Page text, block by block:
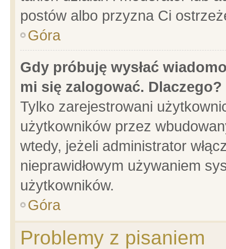
postów albo przyzna Ci
Góra
Gdy próbuję wysłać
mi się zalogować. Dlaczego?
Tylko zarejestrowani
użytkowników przez
wtedy, jeżeli administrator
nieprawidłowym używaniem
użytkowników.
Góra
Problemy z pisaniem